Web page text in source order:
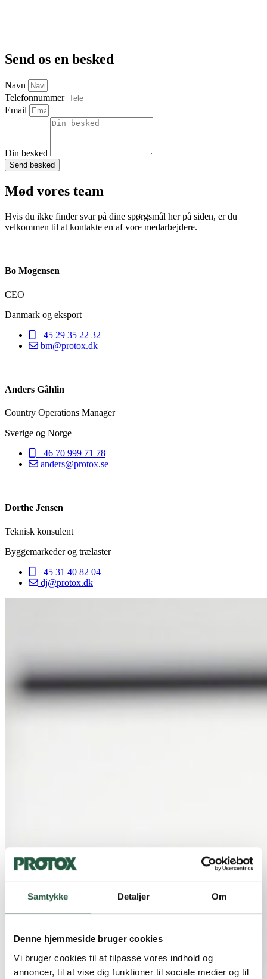
Samtykke Detaljer Om
Denne hjemmeside bruger cookies
Vi bruger cookies til at tilpasse vores indhold og
annoncer, til at vise dig funktioner til sociale medier og til
Send os en besked
Navn
Telefonnummer
Email
Din besked
Send besked
Mød vores team
Hvis du ikke finder svar på dine spørgsmål her på siden, er du
velkommen til at kontakte en af vore medarbejdere.
Bo Mogensen
CEO
Danmark og eksport
+45 29 35 22 32
bm@protox.dk
Anders Gåhlin
Country Operations Manager
Sverige og Norge
+46 70 999 71 78
anders@protox.se
Dorthe Jensen
Teknisk konsulent
Byggemarkeder og trælaster
+45 31 40 82 04
dj@protox.dk